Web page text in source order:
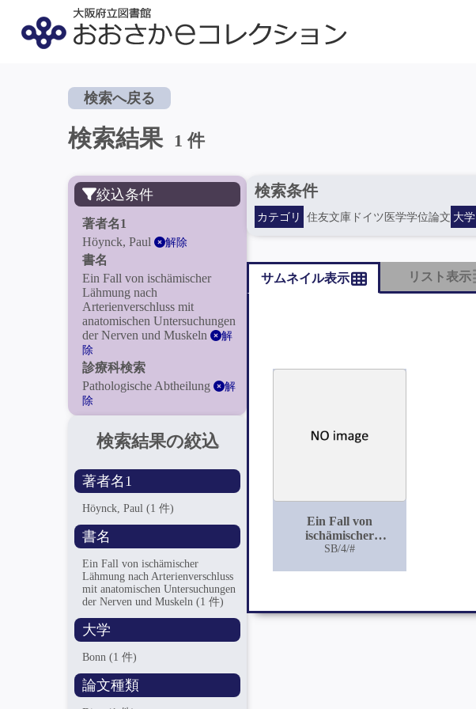
検索へ戻る
検索結果 1 件
絞込条件
著者名1
Höynck, Paul
解除
書名
Ein Fall von ischämischer
Lähmung nach
Arterienverschluss mit
anatomischen Untersuchungen
der Nerven und Muskeln
解
除
診療科検索
Pathologische Abtheilung
解
除
検索結果の絞込
著者名1
Höynck, Paul(1 件)
書名
Ein Fall von ischämischer
Lähmung nach Arterienverschluss
mit anatomischen Untersuchungen
der Nerven und Muskeln(1 件)
大学
Bonn(1 件)
論文種類
検索条件
カテゴリ 住友文庫ドイツ医学学位論文 大学
サムネイル表示 リスト表示
Ein Fall von
ischämischer
Lähmung nach
SB/4/#